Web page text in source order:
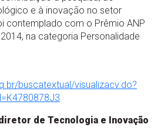
e à inovação no setor
contemplado com o Prêmio ANP
na categoria Personalidade
buscatextual/visualizacv.do?
de Tecnologia e Inovação